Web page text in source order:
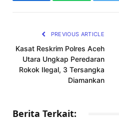
PREVIOUS ARTICLE
Kasat Reskrim Polres Aceh
Utara Ungkap Peredaran
Rokok Ilegal, 3 Tersangka
Diamankan
Berita Terkait: